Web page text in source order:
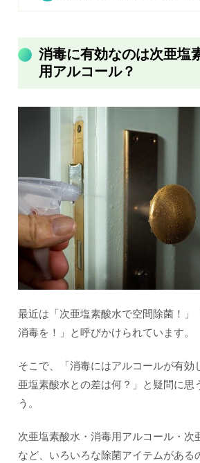
消毒に有効なのは次亜塩
用アルコール？
最近は「次亜塩素酸水で空間除菌！」
消毒を！」と呼びかけられています。
そこで、「消毒にはアルコールが有効
亜塩素酸水との差は何？」と疑問に思
う。
次亜塩素酸水・消毒用アルコール・次
など、いろいろな除菌アイテムがある